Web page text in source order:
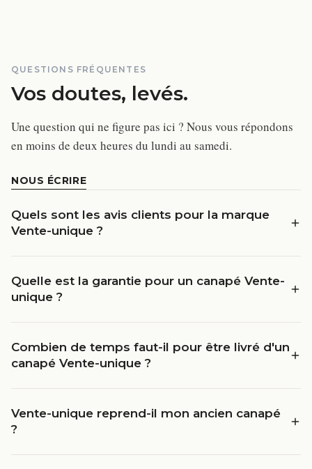
QUESTIONS FRÉQUENTES
Vos doutes, levés.
Une question qui ne figure pas ici ? Nous vous répondons
en moins de deux heures du lundi au samedi.
NOUS ÉCRIRE
Quels sont les avis clients pour la marque
Vente-unique ?
Quelle est la garantie pour un canapé Vente-
unique ?
Combien de temps faut-il pour être livré d'un
canapé Vente-unique ?
Vente-unique reprend-il mon ancien canapé
?